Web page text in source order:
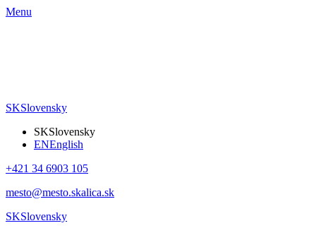
Menu
SKSlovensky
SKSlovensky
ENEnglish
+421 34 6903 105
mesto@mesto.skalica.sk
SKSlovensky